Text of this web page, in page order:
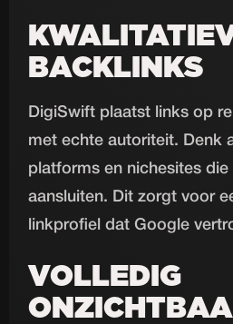
BACKLINKS
DigiSwift plaatst links op
met echte autoriteit. Denk
platforms en nichesites die
aansluiten. Dit zorgt voor
linkprofiel dat Google
VOLLEDIG